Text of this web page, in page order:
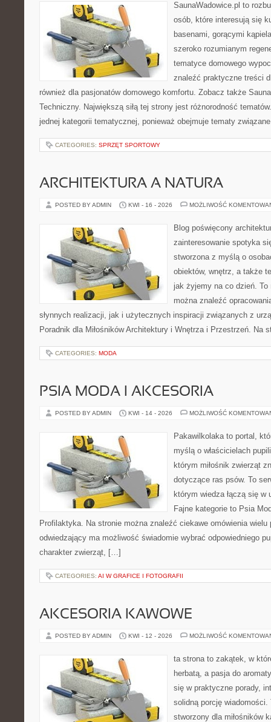
SaunaWadowice.pl to
osób, które interesują się
basenami, gorącymi
szeroko rozumianym
tematyce domowego
znaleźć praktyczne treści
również dla pasjonatów domowego komfortu. Zobacz także
Techniczny. Największą siłą tej strony jest różnorodność
jednej kategorii tematycznej, ponieważ obejmuje tematy
CATEGORIES: SPRZĘT SPORTOWY
ARCHITEKTURA A NATURA
POSTED BY ADMIN KWI - 16 - 2026 MOŻLIWOŚĆ
Blog poświęcony
zainteresowanie spotyka
stworzona z myślą o
obiektów, wnętrz, a także
jak żyjemy na co dzień.
można znaleźć
słynnych realizacji, jak i użytecznych inspiracji związanych z
Poradnik dla Miłośników Architektury i Wnętrza i Przestrzeń.
CATEGORIES: MODA
PSIA MODA I AKCESORIA
POSTED BY ADMIN KWI - 14 - 2026 MOŻLIWOŚĆ
Pakawilkolaka to portal,
myślą o właścicielach
którym miłośnik zwierząt
dotyczące ras psów. To
którym wiedza łączą się w
Fajne kategorie to Psia
Profilaktyka. Na stronie można znaleźć ciekawe omówienia
odwiedzający ma możliwość świadomie wybrać odpowiedniego
charakter zwierząt, […]
CATEGORIES: AI W GRAFICE I FOTOGRAFII
AKCESORIA KAWOWE
POSTED BY ADMIN KWI - 12 - 2026 MOŻLIWOŚĆ
ta strona to zakątek, w
herbatą, a pasja do
się w praktyczne porady,
solidną porcję wiadomości.
stworzony dla miłośników